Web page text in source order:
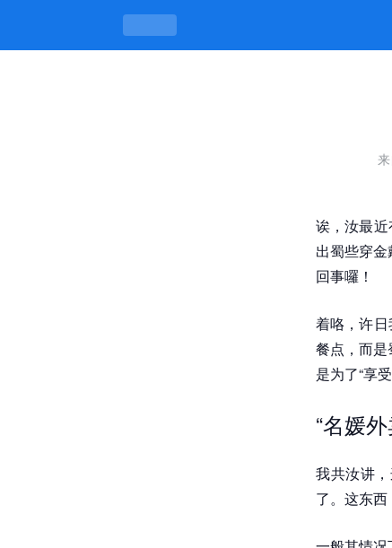
美团怎么点名媛外卖呢，唔是吃饭
诶，汝最
出蜀些穿
回事囉！
着咯，许
餐点，而是
是为了“享
“名媛
我共汝讲
了。这东西